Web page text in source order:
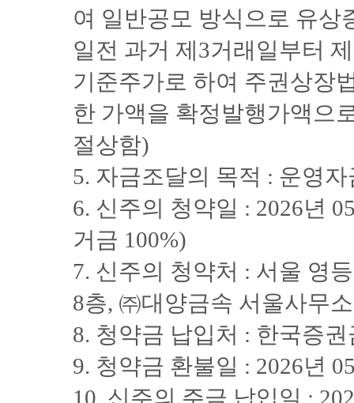
여 일반공모 방식으로 유상
일전 과거 제3거래일부터
기준주가로 하여 주권상장
한 가액을 확정발행가액으
절상함)
5. 자금조달의 목적 : 운영자
6. 신주의 청약일 : 2026년
거금 100%)
7. 신주의 청약처 : 서울 영
8층, ㈜대양금속 서울사무소
8. 청약금 납입처 : 한국증
9. 청약금 환불일 : 2026년
10. 신주의 주금 납입일 :